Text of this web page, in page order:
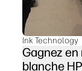
Ink Technology
Gagnez en
blanche